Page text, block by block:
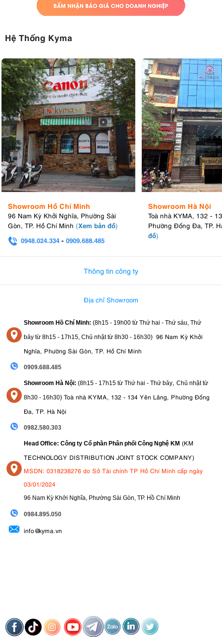
Hệ Thống Kyma
Showroom Hồ Chí Minh
96 Nam Kỳ Khởi Nghĩa, Phường Sài
Gòn, TP. Hồ Chí Minh (Xem bản đồ)
0948.024.334 - 0909.688.485
Showroom Hà Nội
Toà nhà KYMA, 132 -
Phường Đống Đa, TP.
đồ)
Thông tin công ty
Địa chỉ Showroom
Showroom Hồ Chí Minh: (8h15 - 19h00 từ Thứ hai - Thứ sáu, Thứ
bảy từ 8h15 - 17h15, Chủ nhật từ 8h30 - 16h30) 96 Nam Kỳ Khởi
Nghĩa, Phường Sài Gòn, TP. Hồ Chí Minh
0909.688.485
Showroom Hà Nội: (8h15 - 17h15 từ Thứ hai - Thứ bảy, Chủ nhật từ
8h30 - 16h30) Toà nhà KYMA, 132 - 134 Yên Lãng, Phường Đống
Đa, TP. Hà Nội
0982.580.303
Head Office: Công ty Cổ phần Phân phối Công Nghệ KM (KM
TECHNOLOGY DISTRIBUTION JOINT STOCK COMPANY)
MSDN: 0318238276 do Sở Tài chính TP Hồ Chí Minh cấp ngày
03/01/2024
96 Nam Kỳ Khởi Nghĩa, Phường Sài Gòn, TP. Hồ Chí Minh
0984.895.050
info@kyma.vn